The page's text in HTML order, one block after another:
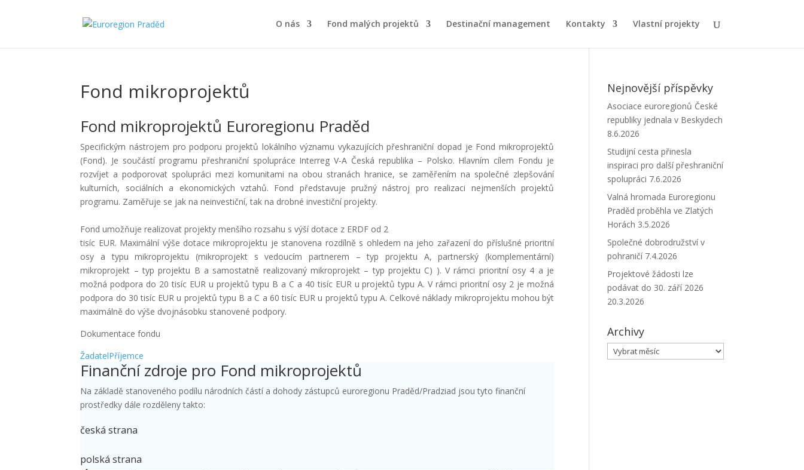
O nás Fond malých projektů Destinační management Kontakty Vlastní projekty
Fond mikroprojektů
Fond mikroprojektů Euroregionu Praděd
Specifickým nástrojem pro podporu projektů lokálního významu vykazujících přeshraniční dopad je Fond mikroprojektů
(Fond). Je součástí programu přeshraniční spolupráce Interreg V-A Česká republika – Polsko. Hlavním cílem Fondu je
rozvíjet a podporovat spolupráci mezi komunitami na obou stranách hranice, se zaměřením na společné zlepšování
kulturních, sociálních a ekonomických vztahů. Fond představuje pružný nástroj pro realizaci nejmenších projektů
programu. Zaměřuje se jak na neinvestiční, tak na drobné investiční projekty.
Fond umožňuje realizovat projekty menšího rozsahu s výší dotace z ERDF od 2
tisíc EUR. Maximální výše dotace mikroprojektu je stanovena rozdílně s ohledem na jeho zařazení do příslušné prioritní
osy a typu mikroprojektu (mikroprojekt s vedoucím partnerem – typ projektu A, partnerský (komplementární)
mikroprojekt – typ projektu B a samostatně realizovaný mikroprojekt – typ projektu C) ). V rámci prioritní osy 4 a je
možná podpora do 20 tisíc EUR u projektů typu B a C a 40 tisíc EUR u projektů typu A. V rámci prioritní osy 2 je možná
podpora do 30 tisíc EUR u projektů typu B a C a 60 tisíc EUR u projektů typu A. Celkové náklady mikroprojektu mohou být
maximálně do výše dvojnásobku stanovené podpory.
Dokumentace fondu
ŽadatelPříjemce
Finanční zdroje pro Fond mikroprojektů
Na základě stanoveného podílu národních částí a dohody zástupců euroregionu Praděd/Pradziad jsou tyto finanční
prostředky dále rozděleny takto:
česká strana
polská strana
Nejnovější příspěvky
Asociace euroregionů České
republiky jednala v Beskydech
8.6.2026
Studijní cesta přinesla
inspiraci pro další přeshraniční
spolupráci 7.6.2026
Valná hromada Euroregionu
Praděd proběhla ve Zlatých
Horách 3.5.2026
Společné dobrodružství v
pohraničí 7.4.2026
Projektové žádosti lze
podávat do 30. září 2026
20.3.2026
Archivy
Archivy